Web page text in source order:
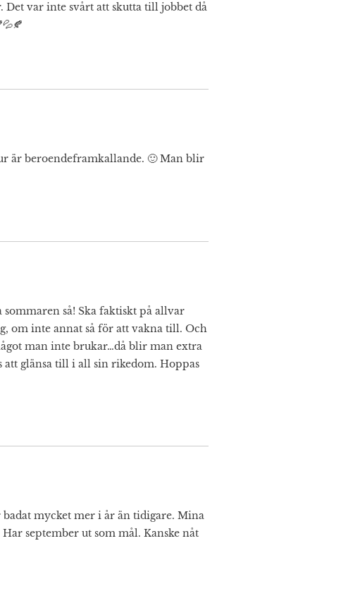
var inte svårt att skutta till jobbet då
är beroendeframkallande. 🙂 Man blir
så! Ska faktiskt på allvar
om inte annat så för att vakna till. Och
man inte brukar…då blir man extra
att glänsa till i all sin rikedom. Hoppas
mycket mer i år än tidigare. Mina
september ut som mål. Kanske nåt